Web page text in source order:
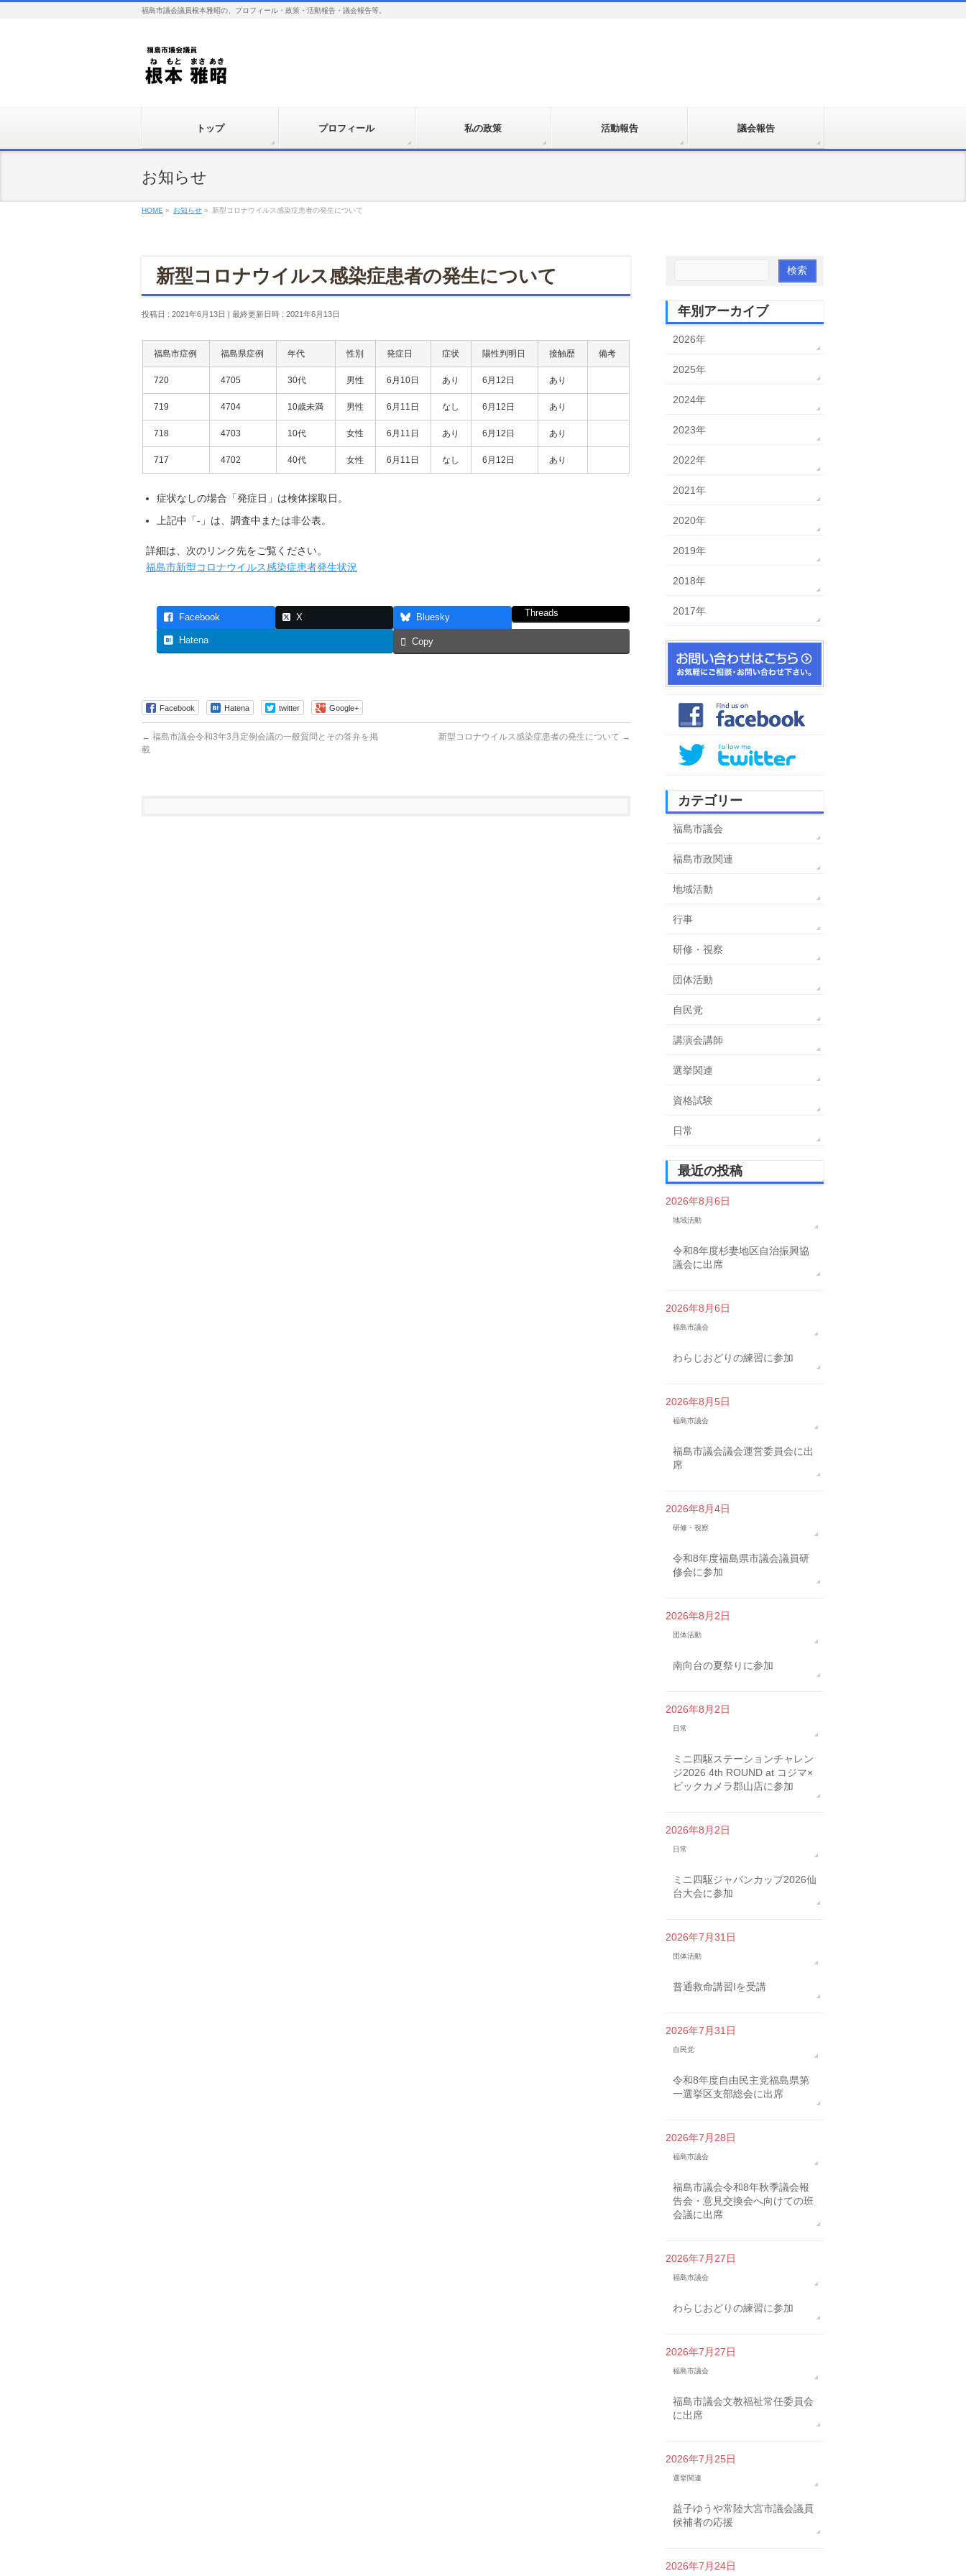
福島市議会議員根本雅昭の、プロフィール・政策・活動報告・議会報告等。
トップ プロフィール 私の政策 活動報告 議会報告
お知らせ
HOME » お知らせ » 新型コロナウイルス感染症患者の発生について
新型コロナウイルス感染症患者の発生について
投稿日 : 2021年6月13日 最終更新日時 : 2021年6月13日
福島市症例 福島県症例 年代 性別 発症日 症状 陽性判明日 接触歴 備考
720 4705 30代 男性 6月10日 あり 6月12日 あり
719 4704 10歳未満 男性 6月11日 なし 6月12日 あり
718 4703 10代 女性 6月11日 あり 6月12日 あり
717 4702 40代 女性 6月11日 なし 6月12日 あり
症状なしの場合「発症日」は検体採取日。
上記中「-」は、調査中または非公表。
詳細は、次のリンク先をご覧ください。
福島市新型コロナウイルス感染症患者発生状況
Facebook X Bluesky Threads
Hatena Copy
Facebook Hatena twitter Google+
← 福島市議会令和3年3月定例会議の一般質問とその答弁を掲
載
新型コロナウイルス感染症患者の発生について →
年別アーカイブ
2026年
2025年
2024年
2023年
2022年
2021年
2020年
2019年
2018年
2017年
カテゴリー
福島市議会
福島市政関連
地域活動
行事
研修・視察
団体活動
自民党
講演会講師
選挙関連
資格試験
日常
最近の投稿
2026年8月6日
地域活動
令和8年度杉妻地区自治振興協
議会に出席
2026年8月6日
福島市議会
わらじおどりの練習に参加
2026年8月5日
福島市議会
福島市議会議会運営委員会に出
席
2026年8月4日
研修・視察
令和8年度福島県市議会議員研
修会に参加
2026年8月2日
団体活動
南向台の夏祭りに参加
2026年8月2日
日常
ミニ四駆ステーションチャレン
ジ2026 4th ROUND at コジマ×
ビックカメラ郡山店に参加
2026年8月2日
日常
ミニ四駆ジャパンカップ2026仙
台大会に参加
2026年7月31日
団体活動
普通救命講習Iを受講
2026年7月31日
自民党
令和8年度自由民主党福島県第
一選挙区支部総会に出席
2026年7月28日
福島市議会
福島市議会令和8年秋季議会報
告会・意見交換会へ向けての班
会議に出席
2026年7月27日
福島市議会
わらじおどりの練習に参加
2026年7月27日
福島市議会
福島市議会文教福祉常任委員会
に出席
2026年7月25日
選挙関連
益子ゆうや常陸大宮市議会議員
候補者の応援
2026年7月24日